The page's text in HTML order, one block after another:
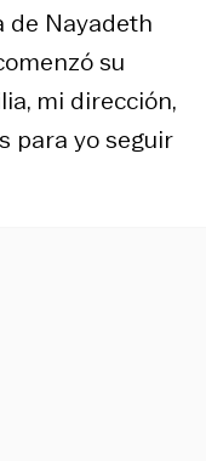
de Nayadeth
su
mi dirección,
para yo seguir